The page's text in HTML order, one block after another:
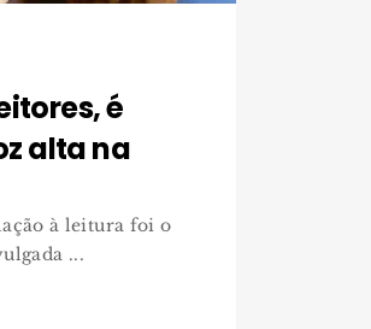
é
alta na
à leitura foi o
...